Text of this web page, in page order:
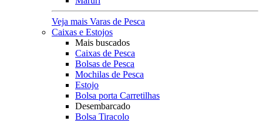
Veja mais Varas de Pesca
Caixas e Estojos
Mais buscados
Caixas de Pesca
Bolsas de Pesca
Mochilas de Pesca
Estojo
Bolsa porta Carretilhas
Desembarcado
Bolsa Tiracolo